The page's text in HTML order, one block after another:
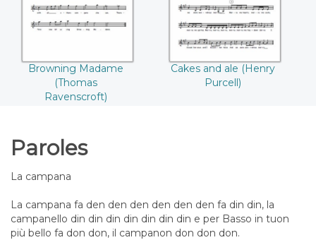
Browning Madame
(Thomas
Ravenscroft)
Cakes and ale (Henry
Purcell)
Paroles
La campana
La campana fa den den den den den den fa din din, la
campanello din din din din din din din e per Basso in tuon
più bello fa don don, il campanon don don don.